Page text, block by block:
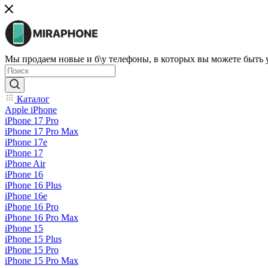
Мы продаем новые и б\у телефоны, в которых вы можете быть
Каталог
Apple iPhone
iPhone 17 Pro
iPhone 17 Pro Max
iPhone 17e
iPhone 17
iPhone Air
iPhone 16
iPhone 16 Plus
iPhone 16e
iPhone 16 Pro
iPhone 16 Pro Max
iPhone 15
iPhone 15 Plus
iPhone 15 Pro
iPhone 15 Pro Max